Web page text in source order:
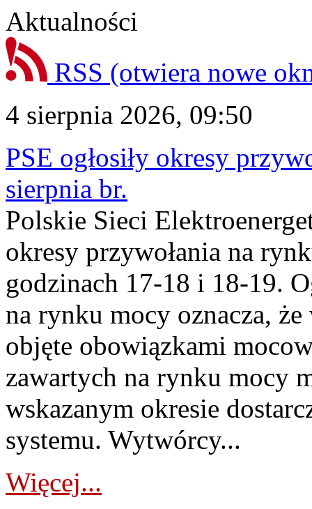
Aktualności
RSS (otwiera nowe
4 sierpnia 2026, 09:50
PSE ogłosiły okresy
sierpnia br.
Polskie Sieci
okresy przywołania na
godzinach 17-18 i 18-19.
na rynku mocy oznacza,
objęte obowiązkami
zawartych na rynku mocy
wskazanym okresie
systemu. Wytwórcy...
Więcej...